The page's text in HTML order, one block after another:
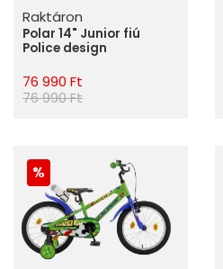
Raktáron
Polar 14" Junior fiú
Police design
76 990 Ft
76 990 Ft